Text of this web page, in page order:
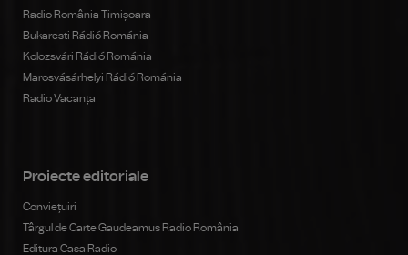
Radio România Timișoara
Bukaresti Rádió Románia
Kolozsvári Rádió Románia
Marosvásárhelyi Rádió Románia
Radio Vacanța
Proiecte editoriale
Conviețuiri
Târgul de Carte Gaudeamus Radio România
Editura Casa Radio